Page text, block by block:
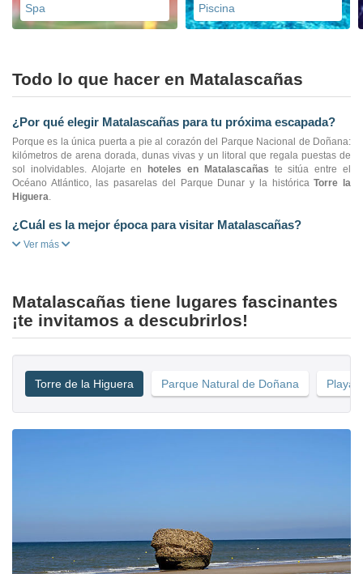
Spa Piscina
Todo lo que hacer en Matalascañas
¿Por qué elegir Matalascañas para tu próxima escapada?
Porque es la única puerta a pie al corazón del Parque Nacional de Doñana:
kilómetros de arena dorada, dunas vivas y un litoral que regala puestas de
sol inolvidables. Alojarte en
hoteles en Matalascañas te sitúa entre el
Océano Atlántico, las pasarelas del Parque Dunar y la históricaTorre la
Higuera.
¿Cuál es la mejor época para visitar Matalascañas?
Ver más
Matalascañas tiene lugares fascinantes
¡te invitamos a descubrirlos!
Torre de la Higuera Parque Natural de Doñana Playa